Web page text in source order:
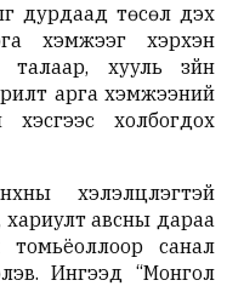
дурдаад төсөл дэх
хэмжээг хэрхэн
талаар, хууль зүйн
арга хэмжээний
холбогдох
хэлэлцүүлэгтэй
хариулт авсны дараа
томьёоллоор санал
Ингээд “Монгол